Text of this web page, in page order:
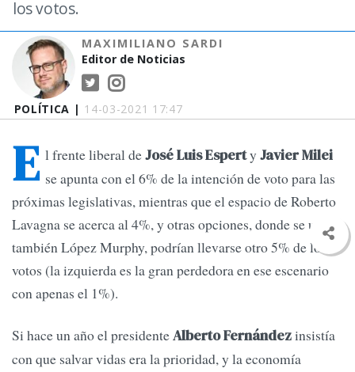
POLÍTICA | 14-03-2021 17:47
los votos.
MAXIMILIANO SARDI
Editor de Noticias
E l frente liberal deJosé Luis Esperty Javier Milei
se apunta con el 6% de la intención de voto para las
próximas legislativas, mientras que el espacio de Roberto
Lavagna se acerca al 4%, y otras opciones, donde se ubica
también López Murphy, podrían llevarse otro 5% de los
votos (la izquierda es la gran perdedora en ese escenario
con apenas el 1%).
Si hace un año el presidenteAlberto Fernándezinsistía
con que salvar vidas era la prioridad, y la economía